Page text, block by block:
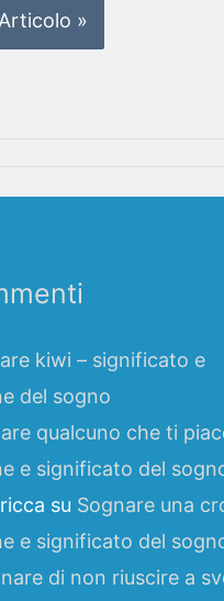
kiwi – significato e
del sogno
qualcuno che ti
e significato del
su Sognare una
e significato del
di non riuscire a